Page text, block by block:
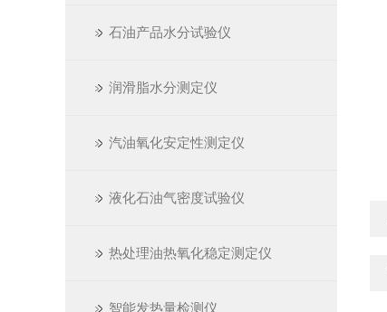
石油产品水分试验仪
润滑脂水分测定仪
汽油氧化安定性测定仪
液化石油气密度试验仪
热处理油热氧化稳定测定仪
智能发热量检测仪